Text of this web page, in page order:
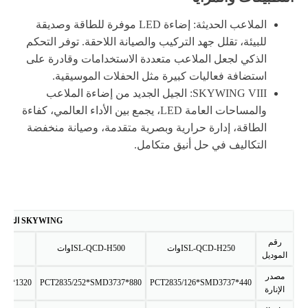
الملاعب الحديثة: إضاءة LED موفرة للطاقة وصديقة
للبيئة، تقلل جهد التركيب والصيانة اللاحقة. توفر التحكم
الذكي لجعل الملاعب متعددة الاستخدامات وقادرة على
استضافة فعاليات كبيرة مثل الحفلات الموسيقية.
SKYWING VIII: الجيل الجديد من إضاءة الملاعب
والمساحات العامة LED، يجمع بين الأداء العالمي، كفاءة
الطاقة، إدارة حرارية وبصرية متقدمة، وصيانة منخفضة
التكاليف في حل أنيق متكامل.
SKYWING الثامن - الخطة أ - 150 ليومن
رقم
الموديل
ISL-QCD-H250وات ISL-QCD-H500وات
مصدر
الإنارة
440*PCT2835/126*SMD3737
880*PCT2835/252*SMD3737
1320*PCT2835/378*SMD3737